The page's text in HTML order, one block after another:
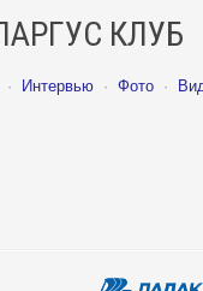
КЛУБ
· Интервью · Фото ·